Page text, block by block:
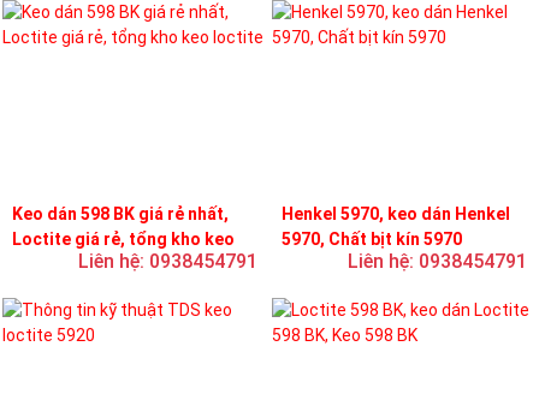
Keo dán 598 BK giá rẻ nhất,
Loctite giá rẻ, tổng kho keo
Liên hệ: 0938454791
Henkel 5970, keo dán Henkel
5970, Chất bịt kín 5970
Liên hệ: 0938454791